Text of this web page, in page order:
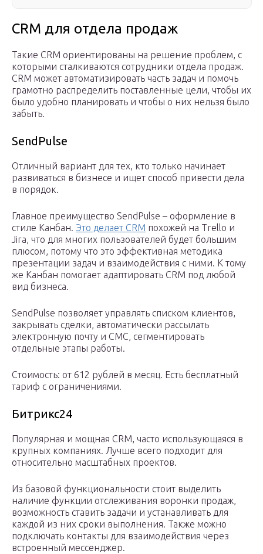
CRM для отдела продаж
Такие CRM ориентированы на решение проблем, с
которыми сталкиваются сотрудники отдела продаж.
CRM может автоматизировать часть задач и помочь
грамотно распределить поставленные цели, чтобы их
было удобно планировать и чтобы о них нельзя было
забыть.
SendPulse
Отличный вариант для тех, кто только начинает
развиваться в бизнесе и ищет способ привести дела
в порядок.
Главное преимущество SendPulse – оформление в
стиле Канбан. Это делает CRM похожей на Trello и
Jira, что для многих пользователей будет большим
плюсом, потому что это эффективная методика
презентации задач и взаимодействия с ними. К тому
же Канбан помогает адаптировать CRM под любой
вид бизнеса.
SendPulse позволяет управлять списком клиентов,
закрывать сделки, автоматически рассылать
электронную почту и СМС, сегментировать
отдельные этапы работы.
Стоимость: от 612 рублей в месяц. Есть бесплатный
тариф с ограничениями.
Битрикс24
Популярная и мощная CRM, часто использующаяся в
крупных компаниях. Лучше всего подходит для
относительно масштабных проектов.
Из базовой функциональности стоит выделить
наличие функции отслеживания воронки продаж,
возможность ставить задачи и устанавливать для
каждой из них сроки выполнения. Также можно
подключать контакты для взаимодействия через
встроенный мессенджер.